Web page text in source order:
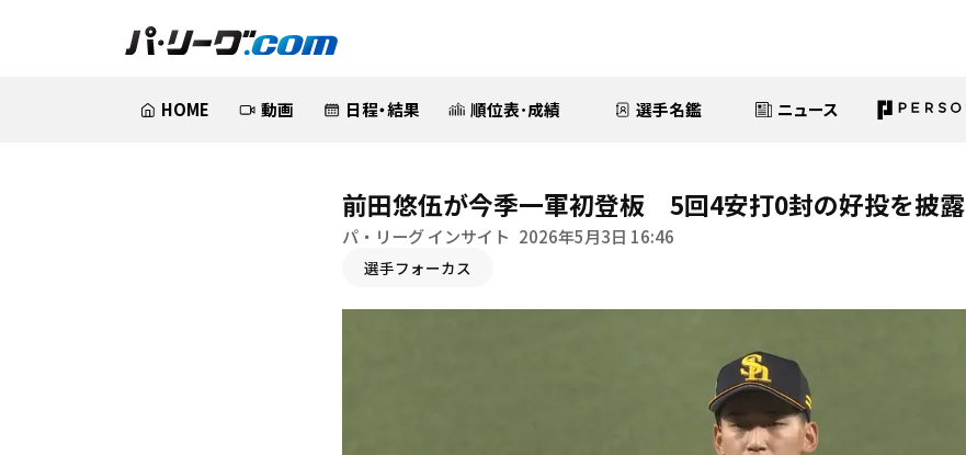
HOME 動画 日程・結果 順位表･成績 選手名鑑 ニュース
前田悠伍が今季一軍初登板 5回4安打0封の好投を披露
パ・リーグ インサイト 2026年5月3日 16:46
選手フォーカス